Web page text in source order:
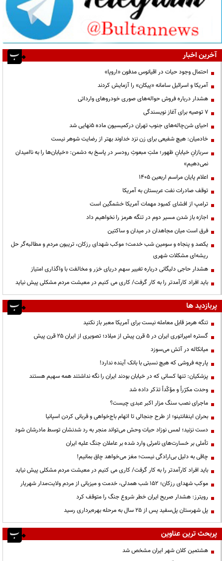
آخرین اخبار
احتمال وجود حیات در اقیانوس مدفون «اروپا»
آمریکا و اسرائیل سامانه «پیکان» را آزمایش کردند
هشدار درباره فروش حواله‌های صوری خودروهای وارداتی
۷ توصیه برای آغاز نویسندگی
احیای شن‌چاله‌های جنوب تهران درکمیسیون ماده ۵نهایی شد
خادمیان: هیچ شفیعی برای زن نزد خداوند بهتر از رضایت شوهر نیست
سربازانِ خیابانِ ظهور؛ ملتِ مبعوثِ رودسر در پاسخ به دشمن: «خیابان‌ها را به ناامیدان
نمی‌دهیم»
اعلام پایان مراسم اربعین ۱۴۰۵
توقف صادرات نفت عربستان به آمریکا
ترامپ از افشای کمبود مهمات آمریکا خشمگین است
اجازه باز شدن مسیر دوم در تنگه هرمز را نخواهیم داد
فرق است میان مجاهدان در میدان و ساکتین
یکصد و پنجاه و سومین شب خدمت؛ موکب شهدای رزکان، تریبون مردم و مطالبه‌گر حل
ریشه‌ای مشکلات شهری
هشدار حاجی دلیگانی درباره تغییر سهم دریای خزر و مخالفت با واگذاری امتیاز
باید افراد کارآمدتر را به کار گرفت/ کاری می کنیم در معیشت مردم مشکلی پیش نیاید
پربازدید ها
تنگه هرمز قابل معامله نیست برای آمریکا معبر باز نکنید
گستره امپراتوری ایران در ۵ قرن پیش از میلاد؛ تصویری از ایران ۲۵ قرن پیش
میانکاله در آتش می‌سوزد
پارچه فروشی که هیچ نسبتی با بانک آینده ندارد!
پزشکیان: تنها کسانی که در خیابان بودند ایران را نگه نداشتند همه سهیم هستند
وحدت مکرّراً و مؤکّداً تذکر داده شد
ماجرای نصب سنگ مزار اکبر عبدی چیست؟
بحران اینفانتینو؛ از طرح جنجالی تا اتهام باج‌خواهی و قربانی کردن اسپانیا
دست نزنید؛ لمس نوزاد حیات وحش می‌تواند منجر به رد شدنشان توسط مادرشان شود
تأملی بر خسارت‌های نامرئی وارد شده بر عاملان جنگ علیه ایران
چاقی به دلیل بی‌ارادگی نیست؛ مغز می‌خواهد چاق بمانیم!
باید افراد کارآمدتر را به کار گرفت/ کاری می کنیم در معیشت مردم مشکلی پیش نیاید
موکب شهدای رزکان؛ ۱۵۲ شب همدلی، خدمت و میزبانی از مردم ولایت‌مدار شهریار
رویترز: هشدار صریح ایران خطر شروع جنگ را متوقف کرد
پل شهرستان پل‌سفید پس از ۲۵ سال به مرحله بهره‌برداری رسید
پربحث ترین عناوین
هشتمین کلان شهر ایران مشخص شد